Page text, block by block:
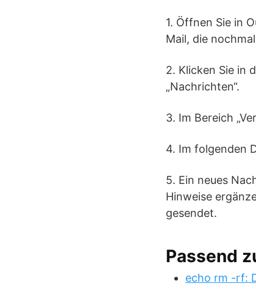
1. Öffnen Sie in
Mail, die
2. Klicken Sie in
„Nachrichten“.
3. Im Bereich
4. Im folgenden
5. Ein neues
Hinweise
gesendet.
Passend
echo rm -rf: